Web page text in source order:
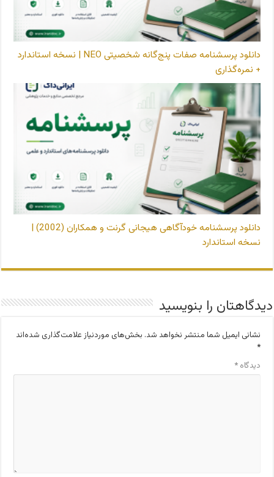
دانلود پرسشنامه صفات پنج‌گانه شخصیتی NEO | نسخه استاندارد
+ نمره‌گذاری
دانلود پرسشنامه خودآگاهی هیجانی گرنت و همکاران (2002) |
نسخه استاندارد
دیدگاهتان را بنویسید
نشانی ایمیل شما منتشر نخواهد شد. بخش‌های موردنیاز علامت‌گذاری شده‌اند
*
دیدگاه*